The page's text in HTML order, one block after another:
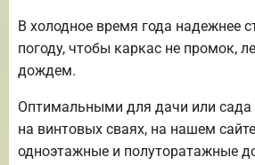
В холодное время года надежнее
погоду, чтобы каркас не промок,
дождем.
Оптимальными для дачи или
на винтовых сваях, на нашем
одноэтажные и полуторатажные